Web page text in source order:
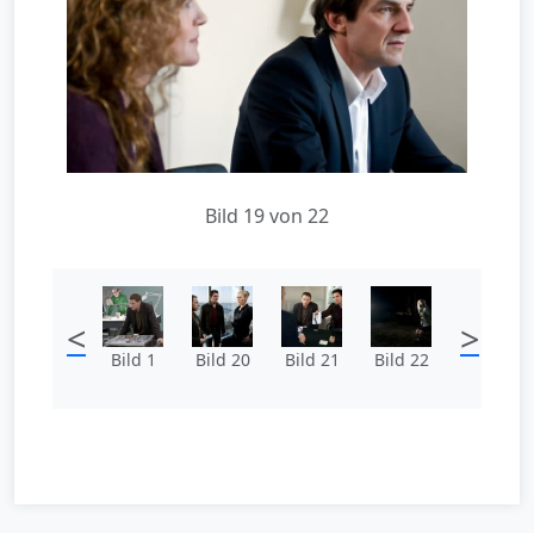
Bild 19 von 22
< Bild 1 Bild 20 Bild 21 Bild 22 >